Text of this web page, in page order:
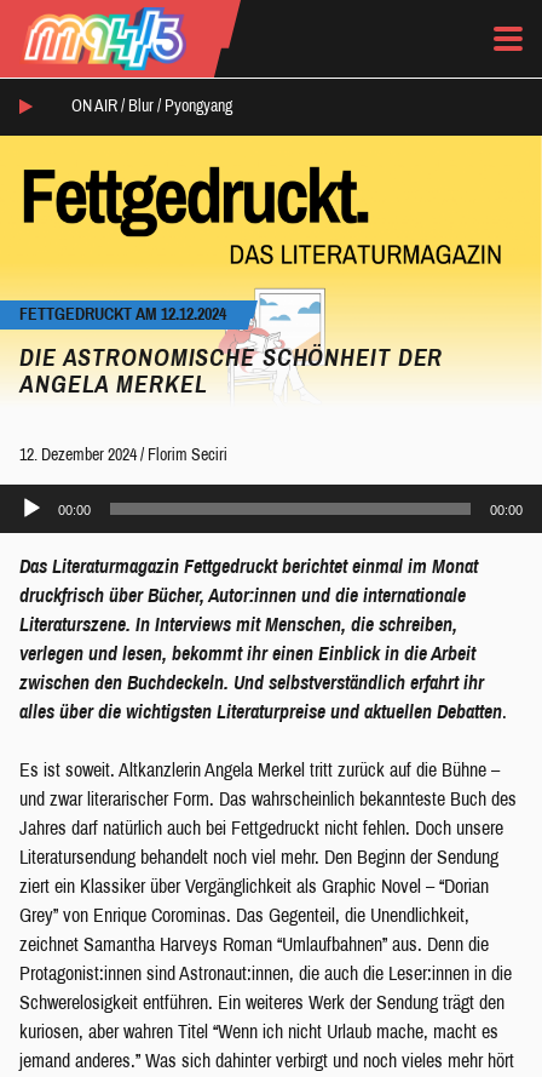
ON AIR / Blur / Pyongyang
FETTGEDRUCKT AM 12.12.2024
DIE ASTRONOMISCHE SCHÖNHEIT DER
ANGELA MERKEL
12. Dezember 2024/ Florim Seciri
Audio-
00:00 00:00
Das Literaturmagazin Fettgedruckt berichtet einmal im Monat
druckfrisch über Bücher, Autor:innen und die internationale
Literaturszene. In Interviews mit Menschen, die schreiben,
verlegen und lesen, bekommt ihr einen Einblick in die Arbeit
zwischen den Buchdeckeln. Und selbstverständlich erfahrt ihr
alles über die wichtigsten Literaturpreise und aktuellen Debatten.
Es ist soweit. Altkanzlerin Angela Merkel tritt zurück auf die Bühne –
und zwar literarischer Form. Das wahrscheinlich bekannteste Buch des
Jahres darf natürlich auch bei Fettgedruckt nicht fehlen. Doch unsere
Literatursendung behandelt noch viel mehr. Den Beginn der Sendung
ziert ein Klassiker über Vergänglichkeit als Graphic Novel – “Dorian
Grey” von Enrique Corominas. Das Gegenteil, die Unendlichkeit,
zeichnet Samantha Harveys Roman “Umlaufbahnen” aus. Denn die
Protagonist:innen sind Astronaut:innen, die auch die Leser:innen in die
Schwerelosigkeit entführen. Ein weiteres Werk der Sendung trägt den
kuriosen, aber wahren Titel “Wenn ich nicht Urlaub mache, macht es
jemand anderes.” Was sich dahinter verbirgt und noch vieles mehr hört